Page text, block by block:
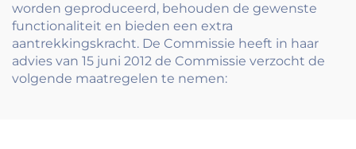
worden geproduceerd, behouden de gewenste
functionaliteit en bieden een extra
aantrekkingskracht. De Commissie heeft in haar
advies van 15 juni 2012 de Commissie verzocht de
volgende maatregelen te nemen: